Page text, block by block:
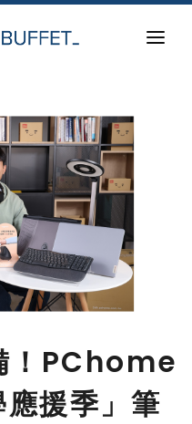
！PChome
援季」筆